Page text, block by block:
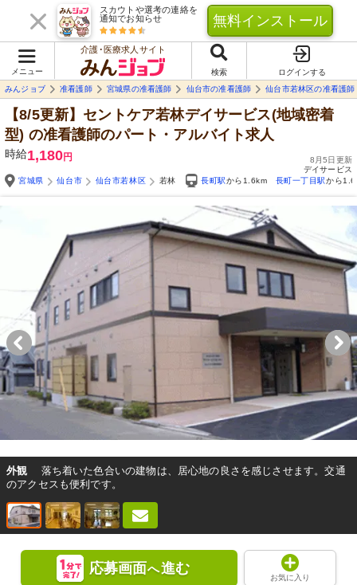
スカウトや選考の連絡を
通知でお知らせ
無料インストール
メニュー
介護･医療求人サイト
検索
ログインする
みんジョブ
准看護師 宮城県の准看護師 仙台市の准看護師 仙台市若林区の准看護師
【8/5更新】セントケア若林デイサービス(地域密着
型) の准看護師のパート・アルバイト求人
時給1,180円
8月5日更新
デイサービス
宮城県
仙台市 仙台市若林区 若林 長町駅から1.6km 長町一丁目駅から
外観
落ち着いた色合いの建物は、居心地の良さを感じさせます。交通
のアクセスも便利です。
応募画面へ進む
お気に入り